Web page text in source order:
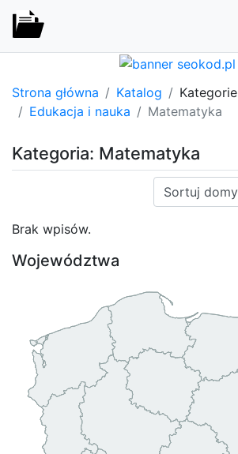
Strona główna Katalog
Kategorie
Edukacja i nauka
Matematyka
Kategoria: Matematyka
Sortuj:
Brak wpisów.
Województwa